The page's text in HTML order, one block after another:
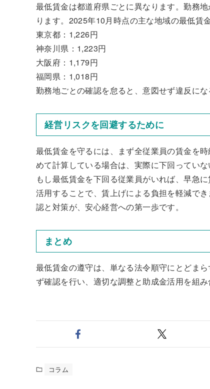
最低賃金は都道府県ごとに異なります。勤務
ります。2025年10月時点の主な地域の最低賃
東京都：1,226円
神奈川県：1,223円
大阪府：1,179円
福岡県：1,018円
勤務地ごとの確認を怠ると、意図せず違反にな
経営リスクを回避するために
最低賃金を守るには、まず全従業員の賃金を
めて計算している場合は、実際に下回っていな
もし最低賃金を下回る従業員がいれば、早急
活用することで、賃上げによる負担を軽減で
認と対策が、安心経営への第一歩です。
まとめ
最低賃金の遵守は、単なる法令順守にとどま
ず確認を行い、適切な調整と助成金活用を組
コラム